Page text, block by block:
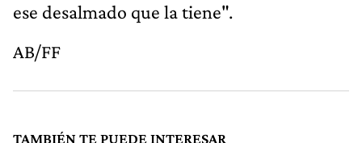
ese desalmado que la tiene".
AB/FF
TAMBIÉN TE PUEDE INTERESAR